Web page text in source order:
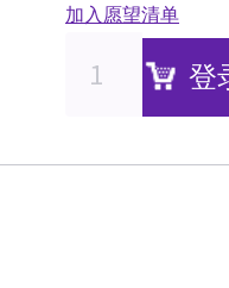
加入愿望清单
登